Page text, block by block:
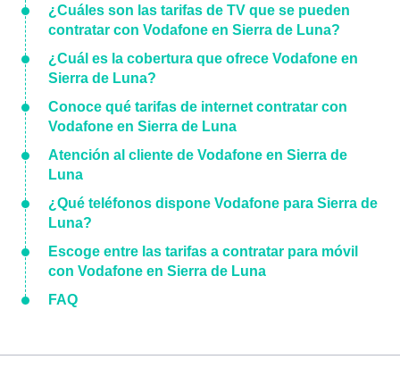
¿Cuáles son las tarifas de TV que se pueden
contratar con Vodafone en Sierra de Luna?
¿Cuál es la cobertura que ofrece Vodafone en
Sierra de Luna?
Conoce qué tarifas de internet contratar con
Vodafone en Sierra de Luna
Atención al cliente de Vodafone en Sierra de
Luna
¿Qué teléfonos dispone Vodafone para Sierra de
Luna?
Escoge entre las tarifas a contratar para móvil
con Vodafone en Sierra de Luna
FAQ